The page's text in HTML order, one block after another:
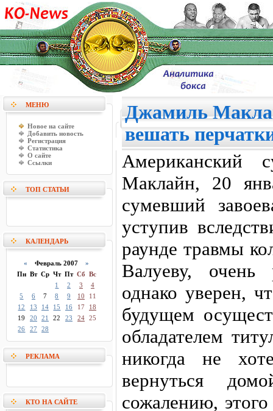
МЕНЮ
Новое на сайте
Добавить новость
Регистрация
Статистика
О сайте
Ссылки
ТОП СТАТЬИ
КАЛЕНДАРЬ
« Февраль 2007»
Пн Вт Ср Чт Пт Сб Вс
1
2 3
4
5
6 7 8 9 10
11
12
13 14 15 16 17
18
19
20 21 22 23 24 25
26
27 28
РЕКЛАМА
КТО НА САЙТЕ
Джамиль
вешать
Американский
Маклайн, 20
сумевший
уступив
раунде травмы
Валуеву, очень
однако уверен,
будущем
обладателем
никогда не
вернуться
сожалению,